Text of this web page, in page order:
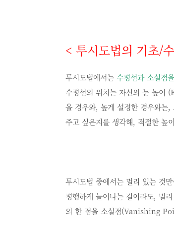
< 투시도법의 기초/
투시도법에서는 수평선과 소실점
수평선의 위치는 자신의 눈 높이
을 경우와, 높게 설정한 경우와는
주고 싶은지를 생각해, 적절한 높
투시도법 중에서는 멀리 있는 것
평행하게 늘어나는 길이라도, 멀
의 한 점을 소실점(Vanishing